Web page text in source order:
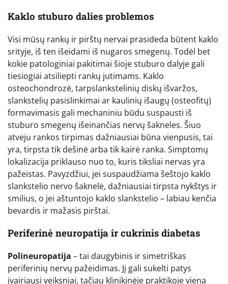
Kaklo stuburo dalies problemos
Visi mūsų rankų ir pirštų nervai prasideda būtent kaklo
srityje, iš ten išeidami iš nugaros smegenų. Todėl bet
kokie patologiniai pakitimai šioje stuburo dalyje gali
tiesiogiai atsiliepti rankų jutimams. Kaklo
osteochondrozė, tarpslankstelinių diskų išvaržos,
slankstelių pasislinkimai ar kaulinių išaugų (osteofitų)
formavimasis gali mechaniniu būdu suspausti iš
stuburo smegenų išeinančias nervų šakneles. Šiuo
atveju rankos tirpimas dažniausiai būna vienpusis, tai
yra, tirpsta tik dešinė arba tik kairė ranka. Simptomų
lokalizacija priklauso nuo to, kuris tiksliai nervas yra
pažeistas. Pavyzdžiui, jei suspaudžiama šeštojo kaklo
slankstelio nervo šaknelė, dažniausiai tirpsta nykštys ir
smilius, o jei aštuntojo kaklo slankstelio – labiau kenčia
bevardis ir mažasis pirštai.
Periferinė neuropatija ir cukrinis diabetas
Polineuropatija – tai daugybinis ir simetriškas
periferinių nervų pažeidimas. Jį gali sukelti patys
įvairiausi veiksniai, tačiau klinikinėje praktikoje viena